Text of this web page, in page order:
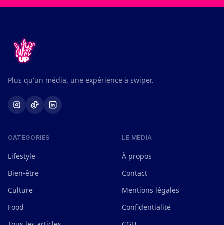
Plus qu'un média, une expérience à swiper.
CATÉGORIES
Lifestyle
Bien-être
Culture
Food
LE MÉDIA
À propos
Contact
Mentions légales
Confidentialité